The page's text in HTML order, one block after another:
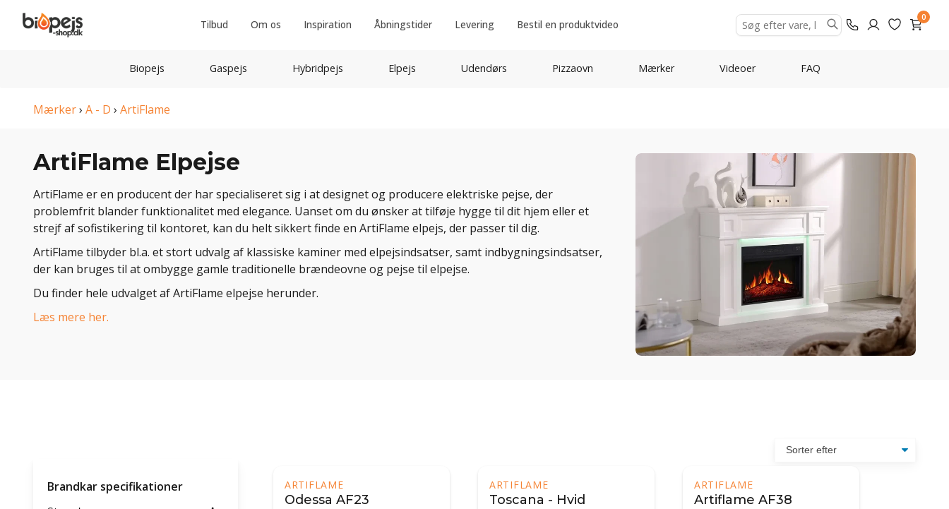
Tilbud Om os Inspiration Åbningstider Levering Bestil en produktvideo
0
Biopejs Gaspejs Hybridpejs Elpejs Udendørs Pizzaovn Mærker Videoer FAQ
Mærker› A - D › ArtiFlame
ArtiFlame Elpejse
ArtiFlame er en producent der har specialiseret sig i at designet og producere elektriske pejse, der
problemfrit blander funktionalitet med elegance. Uanset om du ønsker at tilføje hygge til dit hjem eller et
strejf af sofistikering til kontoret, kan du helt sikkert finde en ArtiFlame elpejs, der passer til dig.
ArtiFlame tilbyder bl.a. et stort udvalg af klassiske kaminer med elpejsindsatser, samt indbygningsindsatser,
der kan bruges til at ombygge gamle traditionelle brændeovne og pejse til elpejse.
Du finder hele udvalget af ArtiFlame elpejse herunder.
Læs mere her.
Brandkar specifikationer ARTIFLAME
Odessa AF23
ARTIFLAME
Toscana - Hvid
ARTIFLAME
Artiflame AF38